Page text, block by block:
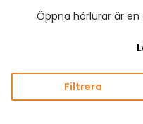
Öppna hörlurar är
Filtrera